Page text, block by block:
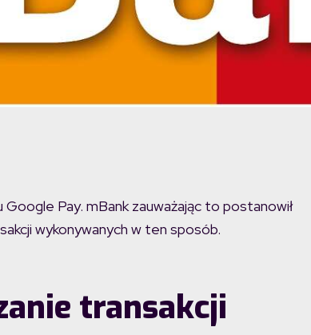
Pay. mBank zauważając to postanowił
wykonywanych w ten sposób.
transakcji